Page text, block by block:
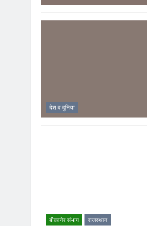
देश व दुनिया
बीकानेर संभाग राजस्थान